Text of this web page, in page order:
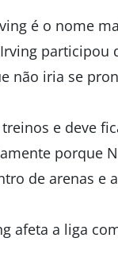
é o nome
participou
não iria se
e deve
porque
de arenas e
afeta a liga